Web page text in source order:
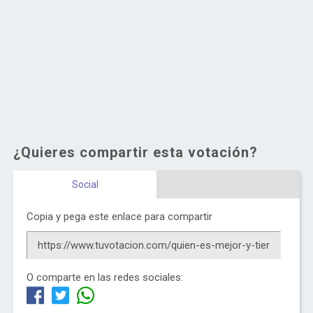
¿Quieres compartir esta votación?
Social
Copia y pega este enlace para compartir
O comparte en las redes sociales: